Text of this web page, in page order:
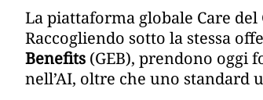
La piattaforma globale Care
Raccogliendo sotto la stessa
Benefits (GEB), prendono oggi
nell’AI, oltre che uno standard